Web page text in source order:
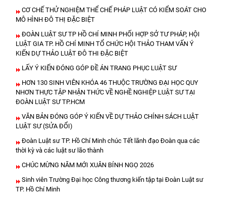
CƠ CHẾ THỬ NGHIỆM THỂ CHẾ PHÁP LUẬT CÓ KIỂM SOÁT CHO
MÔ HÌNH ĐÔ THỊ ĐẶC BIỆT
ĐOÀN LUẬT SƯ TP HỒ CHÍ MINH PHỐI HỢP SỞ TƯ PHÁP, HỘI
LUẬT GIA TP. HỒ CHÍ MINH TỔ CHỨC HỘI THẢO THAM VẤN Ý
KIẾN DỰ THẢO LUẬT ĐÔ THI ĐẶC BIỆT
LẤY Ý KIẾN ĐÓNG GÓP ĐỀ ÁN TRANG PHỤC LUẬT SƯ
HƠN 130 SINH VIÊN KHÓA 46 THUỘC TRƯỜNG ĐẠI HỌC QUY
NHƠN THỰC TẬP NHẬN THỨC VỀ NGHỀ NGHIỆP LUẬT SƯ TẠI
ĐOÀN LUẬT SƯ TP.HCM
VĂN BẢN ĐÓNG GÓP Ý KIẾN VỀ DỰ THẢO CHÍNH SÁCH LUẬT
LUẬT SƯ (SỬA ĐỔI)
Đoàn Luật sư TP. Hồ Chí Minh chúc Tết lãnh đạo Đoàn qua các
thời kỳ và các luật sư lão thành
CHÚC MỪNG NĂM MỚI XUÂN BÍNH NGỌ 2026
Sinh viên Trường Đại học Công thương kiến tập tại Đoàn Luật sư
TP. Hồ Chí Minh